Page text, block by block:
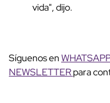
vida", dijo.
Síguenos en
NEWSLETTERpara